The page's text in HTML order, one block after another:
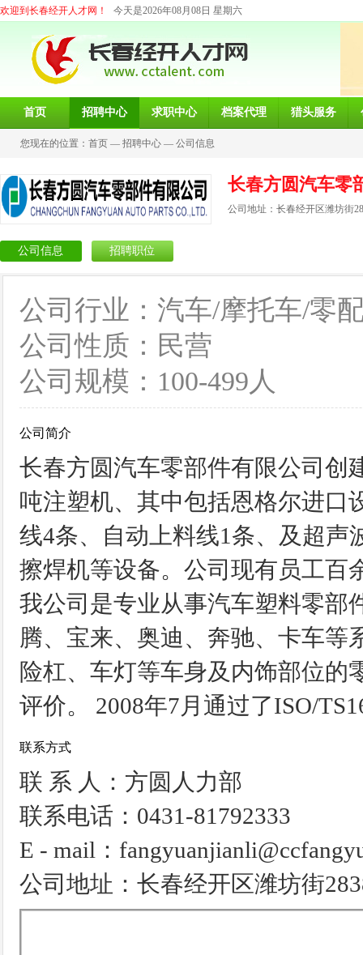
欢迎到长春经开人才网！ 今天是2026年08月08日 星期六
首页 招聘中心 求职中心 档案代理 猎头服务
您现在的位置： 首页 — 招聘中心 — 公司信息
长春方圆汽车零
公司地址：长春经开区潍坊街
公司信息 招聘职位
公司行业：汽车/摩托车/零
公司性质：民营
公司规模：100-499人
公司简介
长春方圆汽车零部件有限公司创
吨注塑机、其中包括恩格尔进口
线4条、自动上料线1条、及超声
擦焊机等设备。公司现有员工百
我公司是专业从事汽车塑料零部
腾、宝来、奥迪、奔驰、卡车等
险杠、车灯等车身及内饰部位的
评价。 2008年7月通过了ISO/
联系方式
联 系 人：方圆人力部
联系电话：0431-81792333
E - mail：
公司地址：长春经开区潍坊街